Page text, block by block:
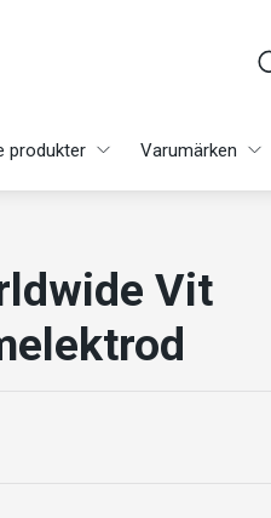
produkter Varumärken
Vit